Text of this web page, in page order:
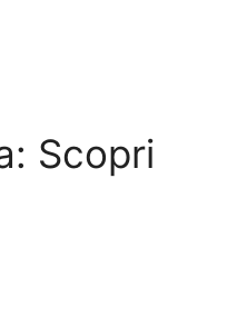
Scopri